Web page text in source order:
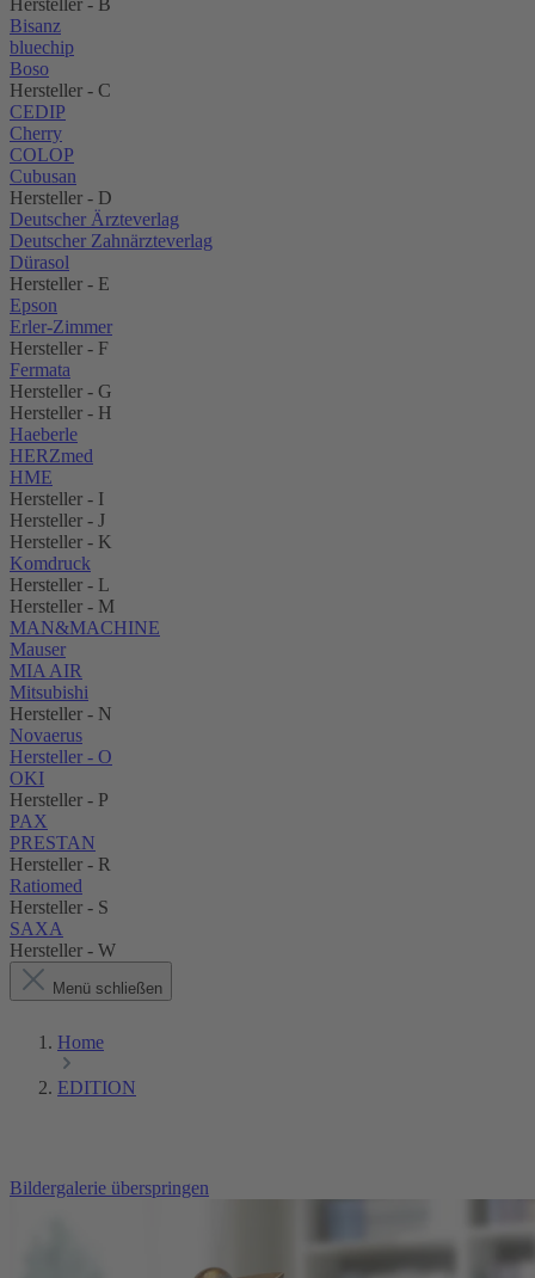
Hersteller - B
Bisanz
bluechip
Boso
Hersteller - C
CEDIP
Cherry
COLOP
Cubusan
Hersteller - D
Deutscher Ärzteverlag
Deutscher Zahnärzteverlag
Dürasol
Hersteller - E
Epson
Erler-Zimmer
Hersteller - F
Fermata
Hersteller - G
Hersteller - H
Haeberle
HERZmed
HME
Hersteller - I
Hersteller - J
Hersteller - K
Komdruck
Hersteller - L
Hersteller - M
MAN&MACHINE
Mauser
MIA AIR
Mitsubishi
Hersteller - N
Novaerus
Hersteller - O
OKI
Hersteller - P
PAX
PRESTAN
Hersteller - R
Ratiomed
Hersteller - S
SAXA
Hersteller - W
Menü schließen
Home
EDITION
Bildergalerie überspringen